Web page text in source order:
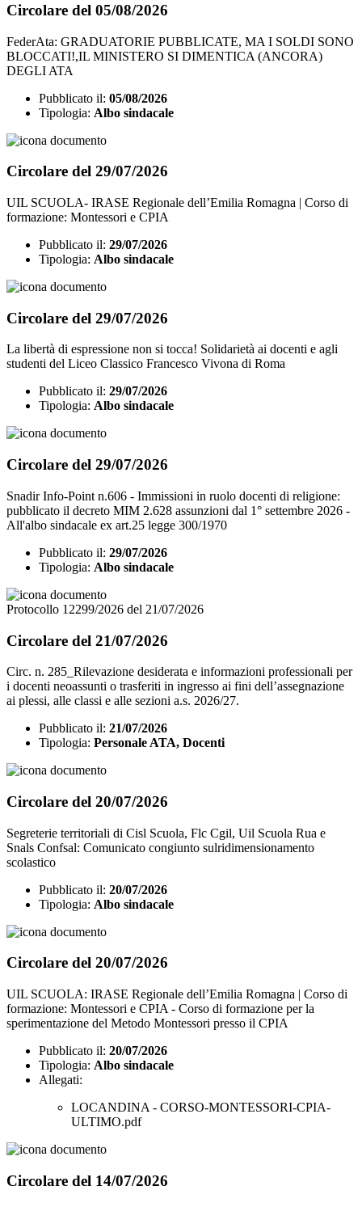
Circolare del 05/08/2026
FederAta: GRADUATORIE PUBBLICATE, MA I SOLDI SONO
BLOCCATI!,IL MINISTERO SI DIMENTICA (ANCORA)
DEGLI ATA
Pubblicato il: 05/08/2026
Tipologia: Albo sindacale
Circolare del 29/07/2026
UIL SCUOLA- IRASE Regionale dell’Emilia Romagna | Corso di
formazione: Montessori e CPIA
Pubblicato il: 29/07/2026
Tipologia: Albo sindacale
Circolare del 29/07/2026
La libertà di espressione non si tocca! Solidarietà ai docenti e agli
studenti del Liceo Classico Francesco Vivona di Roma
Pubblicato il: 29/07/2026
Tipologia: Albo sindacale
Circolare del 29/07/2026
Snadir Info-Point n.606 - Immissioni in ruolo docenti di religione:
pubblicato il decreto MIM 2.628 assunzioni dal 1° settembre 2026 -
All'albo sindacale ex art.25 legge 300/1970
Pubblicato il: 29/07/2026
Tipologia: Albo sindacale
Protocollo 12299/2026 del 21/07/2026
Circolare del 21/07/2026
Circ. n. 285_Rilevazione desiderata e informazioni professionali per
i docenti neoassunti o trasferiti in ingresso ai fini dell’assegnazione
ai plessi, alle classi e alle sezioni a.s. 2026/27.
Pubblicato il: 21/07/2026
Tipologia: Personale ATA, Docenti
Circolare del 20/07/2026
Segreterie territoriali di Cisl Scuola, Flc Cgil, Uil Scuola Rua e
Snals Confsal: Comunicato congiunto sulridimensionamento
scolastico
Pubblicato il: 20/07/2026
Tipologia: Albo sindacale
Circolare del 20/07/2026
UIL SCUOLA: IRASE Regionale dell’Emilia Romagna | Corso di
formazione: Montessori e CPIA - Corso di formazione per la
sperimentazione del Metodo Montessori presso il CPIA
Pubblicato il: 20/07/2026
Tipologia: Albo sindacale
Allegati:
LOCANDINA - CORSO-MONTESSORI-CPIA-
ULTIMO.pdf
Circolare del 14/07/2026